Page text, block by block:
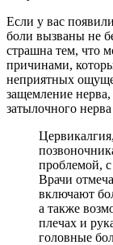
Если у вас
боли вызваны не
страшна тем, что
причинами,
неприятных
защемление
затылочного
проблемой,
Врачи
включают
а также
плечах и
головные